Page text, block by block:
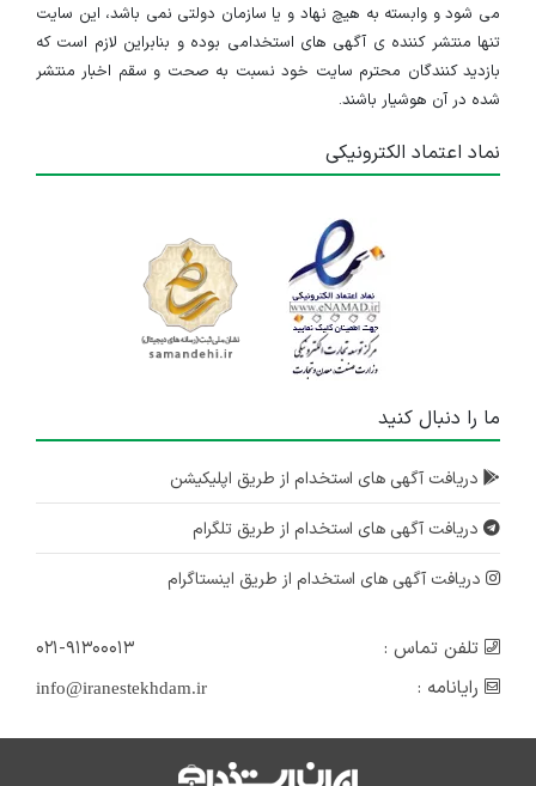
می شود و وابسته به هیچ نهاد و یا سازمان دولتی نمی باشد، این سایت
تنها منتشر کننده ی آگهی های استخدامی بوده و بنابراین لازم است که
بازدید کنندگان محترم سایت خود نسبت به صحت و سقم اخبار منتشر
شده در آن هوشیار باشند.
نماد اعتماد الکترونیکی
ما را دنبال کنید
دریافت آگهی های استخدام از طریق اپلیکیشن
دریافت آگهی های استخدام از طریق تلگرام
دریافت آگهی های استخدام از طریق اینستاگرام
تلفن تماس :
۰۲۱-۹۱۳۰۰۰۱۳
رایانامه :
info@iranestekhdam.ir